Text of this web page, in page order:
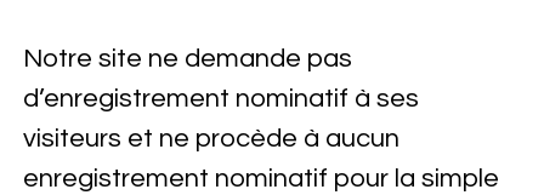
Notre site ne demande pas
d’enregistrement nominatif à ses
visiteurs et ne procède à aucun
enregistrement nominatif pour la simple